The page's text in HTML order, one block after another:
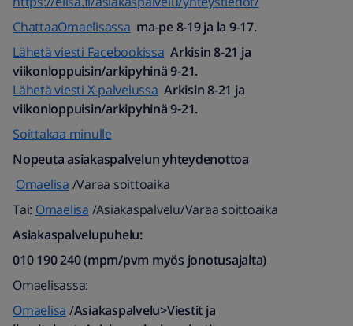
ChattaaOmaelisassa ma-pe 8-19 ja la 9-17.
Lähetä viesti Facebookissa Arkisin 8-21 ja
viikonloppuisin/arkipyhinä 9-21.
Lähetä viesti X-palvelussa Arkisin 8-21 ja
viikonloppuisin/arkipyhinä 9-21.
Soittakaa minulle
Nopeuta asiakaspalvelun yhteydenottoa
Omaelisa /Varaa soittoaika
Tai: Omaelisa /Asiakaspalvelu/Varaa soittoaika
Asiakaspalvelupuhelu:
010 190 240 (mpm/pvm myös jonotusajalta)​
Omaelisassa:
Omaelisa /Asiakaspalvelu>Viestit ja